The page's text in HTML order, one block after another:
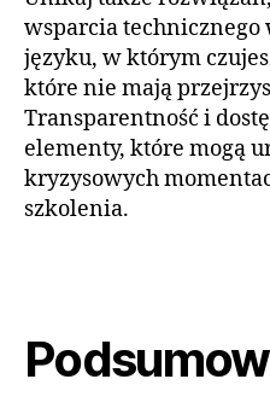
wsparcia
języku, w którym
które nie mają
Transparentność i
elementy, które mogą
kryzysowych
szkolenia.